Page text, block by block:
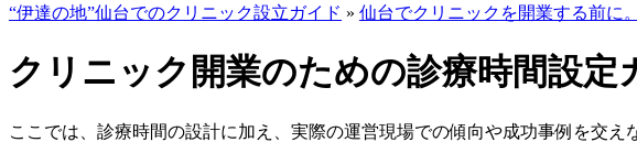
“伊達の地”仙台でのクリニック設立ガイド » 仙台でクリニックを開業する前に
クリニック開業のための診療時間設定
ここでは、診療時間の設計に加え、実際の運営現場での傾向や成功事例を交